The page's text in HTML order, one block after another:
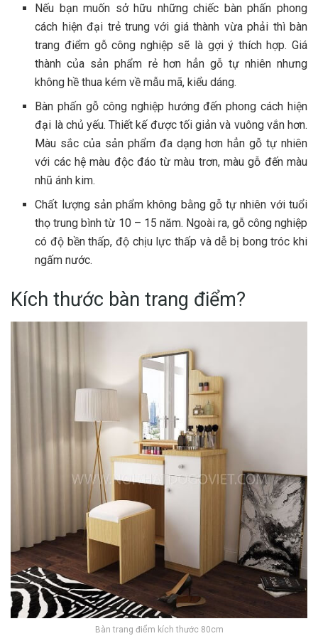
Nếu bạn muốn sở hữu những chiếc bàn phấn phong
cách hiện đại trẻ trung với giá thành vừa phải thì bàn
trang điểm gỗ công nghiệp sẽ là gợi ý thích hợp. Giá
thành của sản phẩm rẻ hơn hẳn gỗ tự nhiên nhưng
không hề thua kém về mẫu mã, kiểu dáng.
Bàn phấn gỗ công nghiệp hướng đến phong cách hiện
đại là chủ yếu. Thiết kế được tối giản và vuông vắn hơn.
Màu sắc của sản phẩm đa dạng hơn hẳn gỗ tự nhiên
với các hệ màu độc đáo từ màu trơn, màu gỗ đến màu
nhũ ánh kim.
Chất lượng sản phẩm không bằng gỗ tự nhiên với tuổi
thọ trung bình từ 10 – 15 năm. Ngoài ra, gỗ công nghiệp
có độ bền thấp, độ chịu lực thấp và dễ bị bong tróc khi
ngấm nước.
Kích thước bàn trang điểm?
Bàn trang điểm kích thước 80cm